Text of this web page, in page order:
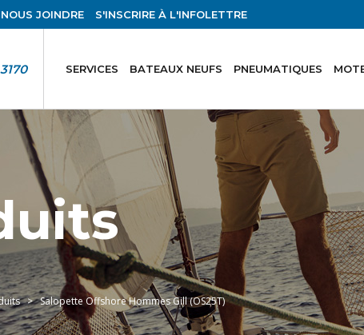
NOUS JOINDRE S'INSCRIRE À L'INFOLETTRE
SERVICES BATEAUX NEUFS PNEUMATIQUES
Salopette Offshore Hommes Gill (OS25T)